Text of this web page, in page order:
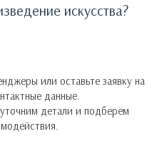
искусства?
или оставьте заявку на
данные.
детали и подберём